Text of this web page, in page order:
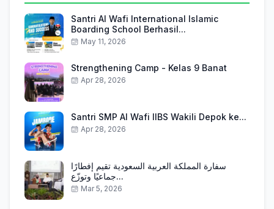
Santri Al Wafi International Islamic
Boarding School Berhasil...
May 11, 2026
Strengthening Camp - Kelas 9 Banat
Apr 28, 2026
Santri SMP Al Wafi IIBS Wakili Depok ke...
Apr 28, 2026
سفارة المملكة العربية السعودية تقيم إفطارًا
جماعيًا وتوزّع...
Mar 5, 2026